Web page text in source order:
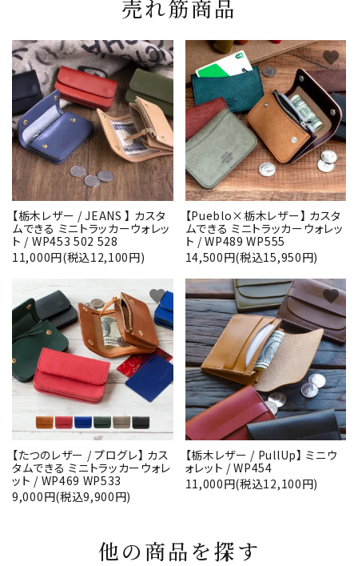
売れ筋商品
【栃木レザー / JEANS 】 カスタ
ムできる ミニトラッカーウォレッ
ト / WP453 502 528
11,000円(税込12,100円)
favorite
【Pueblo×栃木レザー】 カスタ
ムできる ミニトラッカーウォレッ
ト / WP489 WP555
14,500円(税込15,950円)
favorite
【たつのレザー / プログレ】 カス
タムできる ミニトラッカーウォレ
ット / WP469 WP533
9,000円(税込9,900円)
favorite
【栃木レザー / PullUp】 ミニウ
ォレット / WP454
11,000円(税込12,100円)
favorite
他の商品を探す